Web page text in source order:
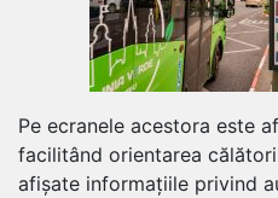
Pe ecranele acestora este
facilitând orientarea
afișate informațiile privind